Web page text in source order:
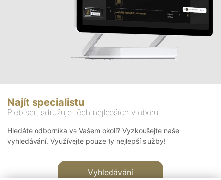
Najít specialistu
Plebiscit sdružuje těch nejlepších v oboru
Hledáte odborníka ve Vašem okolí? Vyzkoušejte naše
vyhledávání. Využívejte pouze ty nejlepší služby!
Vyhledávání